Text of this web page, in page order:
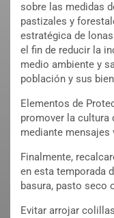
sobre las medidas
pastizales y
estratégica de
el fin de reducir la
medio ambiente y
población y sus
Elementos de
promover la cultura
mediante mensajes
Finalmente,
en esta temporada
basura, pasto seco
Evitar arrojar